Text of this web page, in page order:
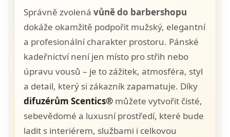
Správně zvolená vůně do barbershopu
dokáže okamžitě podpořit mužský, elegantní
a profesionální charakter prostoru. Pánské
kadeřnictví není jen místo pro střih nebo
úpravu vousů – je to zážitek, atmosféra, styl
a detail, který si zákazník zapamatuje. Díky
difuzérům Scentics® můžete vytvořit čisté,
sebevědomé a luxusní prostředí, které bude
ladit s interiérem, službami i celkovou